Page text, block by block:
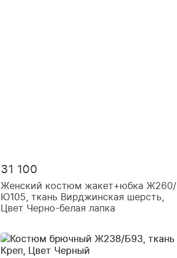
31 100
Женский костюм жакет+юбка Ж260/
Ю105, ткань Вирджинская шерсть,
Цвет Черно-белая лапка